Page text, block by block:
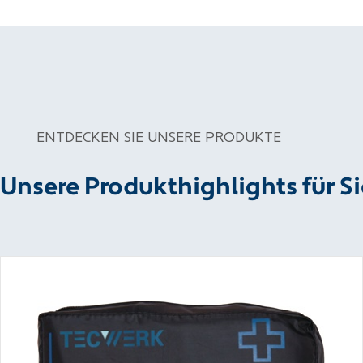
ENTDECKEN SIE UNSERE PRODUKTE
Unsere Produkthighlights für